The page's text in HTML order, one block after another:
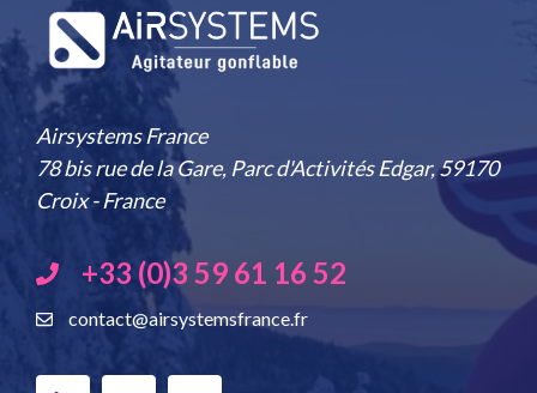
Airsystems France
78 bis rue de la Gare, Parc d'Activités Edgar, 59170
Croix - France
+33 (0)3 59 61 16 52
contact@airsystemsfrance.fr